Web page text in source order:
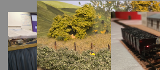
+49 160
info@mec-
jeden